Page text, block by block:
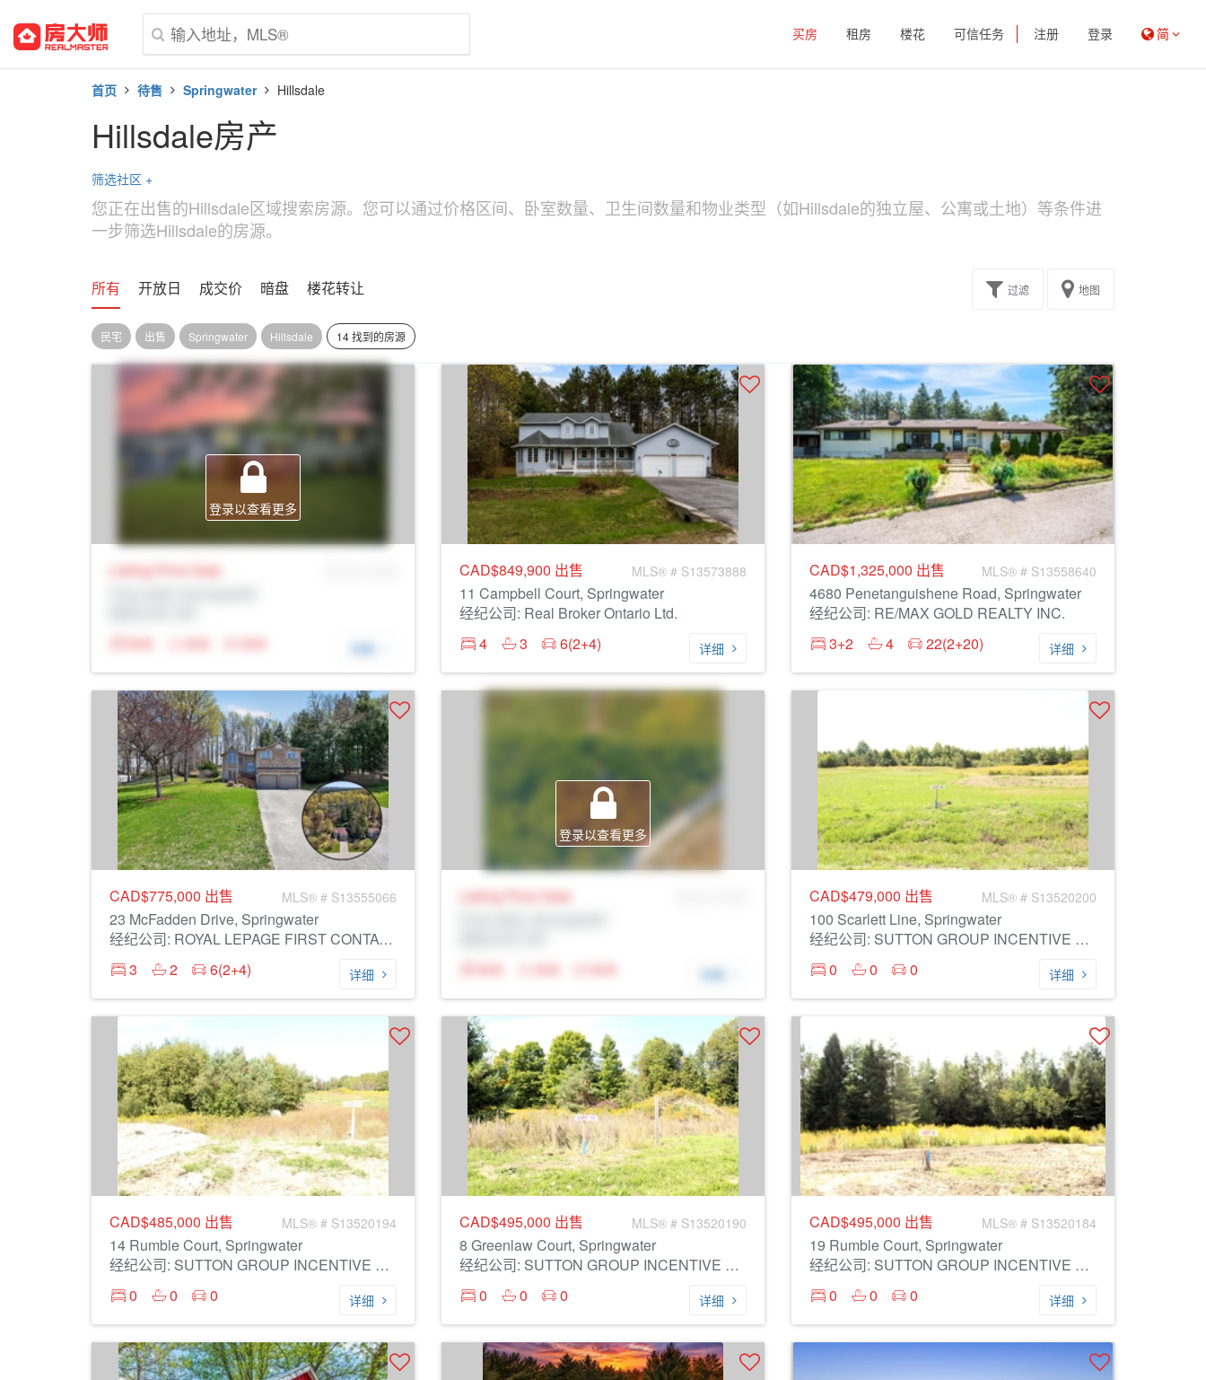
买房 租房 楼花 可信任务 注册 登录 简
首页 待售 Springwater Hillsdale
Hillsdale房产
筛选社区 +
您正在出售的Hillsdale区域搜索房源。您可以通过价格区间、卧室数量、卫生间数量和物业类型（如Hillsdale的独立屋、公寓或土地）等条件进
一步筛选Hillsdale的房源。
所有 开放日 成交价 暗盘 楼花转让 过滤 地图
民宅 出售 Springwater Hillsdale 14 找到的房源
登录以查看更多
Listing Price Sale
N/A
N/A N/A 详细
CAD$849,900 出售 MLS® # S13573888
11 Campbell Court, Springwater
经纪公司: Real Broker Ontario Ltd.
4
3 6(2+4) 详细
CAD$1,325,000 出售 MLS® # S13558640
4680 Penetanguishene Road, Springwater
经纪公司: RE/MAX GOLD REALTY INC.
3+2
4 22(2+20) 详细
CAD$775,000 出售 MLS® # S13555066
23 McFadden Drive, Springwater
经纪公司: ROYAL LEPAGE FIRST CONTACT REALTY
3
2 6(2+4) 详细
登录以查看更多
Listing Price Sale
N/A
N/A N/A 详细
CAD$479,000 出售 MLS® # S13520200
100 Scarlett Line, Springwater
经纪公司: SUTTON GROUP INCENTIVE REALTY INC.
0
0 0 详细
CAD$485,000 出售 MLS® # S13520194
14 Rumble Court, Springwater
经纪公司: SUTTON GROUP INCENTIVE REALTY INC.
0
0 0 详细
CAD$495,000 出售 MLS® # S13520190
8 Greenlaw Court, Springwater
经纪公司: SUTTON GROUP INCENTIVE REALTY INC.
0
0 0 详细
CAD$495,000 出售 MLS® # S13520184
19 Rumble Court, Springwater
经纪公司: SUTTON GROUP INCENTIVE REALTY INC.
0
0 0 详细